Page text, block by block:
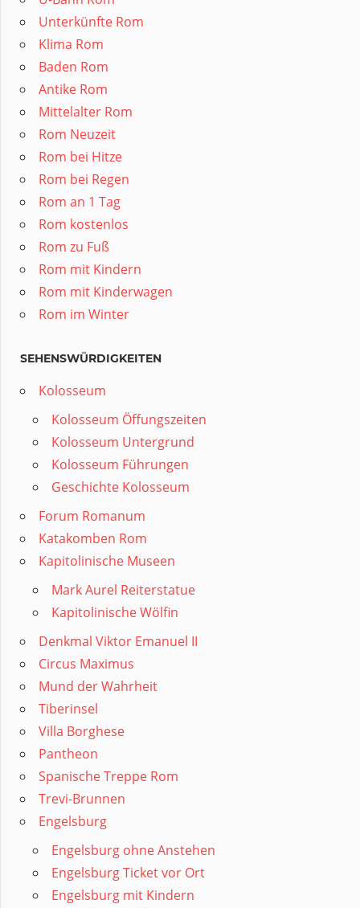
Unterkünfte Rom
Klima Rom
Baden Rom
Antike Rom
Mittelalter Rom
Rom Neuzeit
Rom bei Hitze
Rom bei Regen
Rom an 1 Tag
Rom kostenlos
Rom zu Fuß
Rom mit Kindern
Rom mit Kinderwagen
Rom im Winter
SEHENSWÜRDIGKEITEN
Kolosseum
Kolosseum Öffungszeiten
Kolosseum Untergrund
Kolosseum Führungen
Geschichte Kolosseum
Forum Romanum
Katakomben Rom
Kapitolinische Museen
Mark Aurel Reiterstatue
Kapitolinische Wölfin
Denkmal Viktor Emanuel II
Circus Maximus
Mund der Wahrheit
Tiberinsel
Villa Borghese
Pantheon
Spanische Treppe Rom
Trevi-Brunnen
Engelsburg
Engelsburg ohne Anstehen
Engelsburg Ticket vor Ort
Engelsburg mit Kindern